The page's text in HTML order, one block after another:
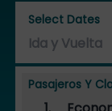
Select Dates
Pasajeros Y